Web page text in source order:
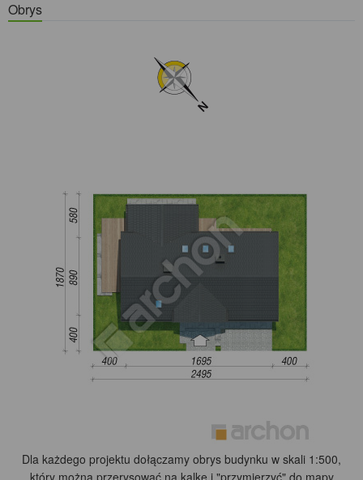
Obrys
Dla każdego projektu dołączamy obrys budynku w skali 1:500,